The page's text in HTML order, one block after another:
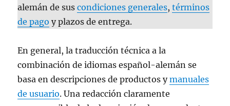
alemán de suscondiciones generales,términos
de pago y plazos de entrega.
En general, la traducción técnica a la
combinación de idiomas español-alemán se
basa en descripciones de productos ymanuales
de usuario. Una redacción claramente